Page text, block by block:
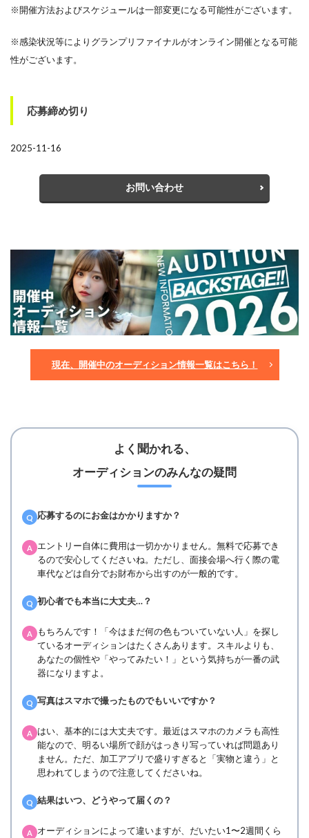
※開催方法およびスケジュールは一部変更になる可能性がございます。
※感染状況等によりグランプリファイナルがオンライン開催となる可能
性がございます。
応募締め切り
2025-11-16
お問い合わせ
現在、開催中のオーディション情報一覧はこちら！
よく聞かれる、
オーディションのみんなの疑問
Q 応募するのにお金はかかりますか？
A
エントリー自体に費用は一切かかりません。無料で応募でき
るので安心してくださいね。ただし、面接会場へ行く際の電
車代などは自分でお財布から出すのが一般的です。
Q 初心者でも本当に大丈夫…？
A
もちろんです！「今はまだ何の色もついていない人」を探し
ているオーディションはたくさんあります。スキルよりも、
あなたの個性や「やってみたい！」という気持ちが一番の武
器になりますよ。
Q 写真はスマホで撮ったものでもいいですか？
A
はい、基本的には大丈夫です。最近はスマホのカメラも高性
能なので、明るい場所で顔がはっきり写っていれば問題あり
ません。ただ、加工アプリで盛りすぎると「実物と違う」と
思われてしまうので注意してくださいね。
Q 結果はいつ、どうやって届くの？
A
オーディションによって違いますが、だいたい1〜2週間くら